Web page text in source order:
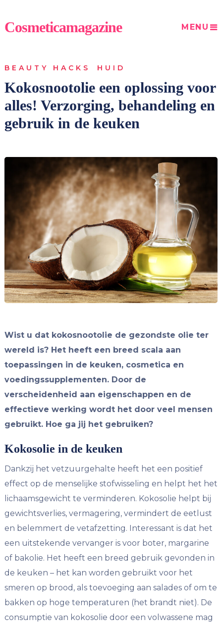
Cosmeticamagazine MENU
BEAUTY HACKS HUID
Kokosnootolie een oplossing voor
alles! Verzorging, behandeling en
gebruik in de keuken
Wist u dat kokosnootolie de gezondste olie ter
wereld is? Het heeft een breed scala aan
toepassingen in de keuken, cosmetica en
voedingssupplementen. Door de
verscheidenheid aan eigenschappen en de
effectieve werking wordt het door veel mensen
gebruikt. Hoe ga jij het gebruiken?
Kokosolie in de keuken
Dankzij het vetzuurgehalte heeft het een positief
effect op de menselijke stofwisseling en helpt het het
lichaamsgewicht te verminderen. Kokosolie helpt bij
gewichtsverlies, vermagering, vermindert de eetlust
en belemmert de vetafzetting. Interessant is dat het
een uitstekende vervanger is voor boter, margarine
of bakolie. Het heeft een breed gebruik gevonden in
de keuken – het kan worden gebruikt voor het
smeren op brood, als toevoeging aan salades of om te
bakken op hoge temperaturen (het brandt niet). De
consumptie van kokosolie door een volwassene mag